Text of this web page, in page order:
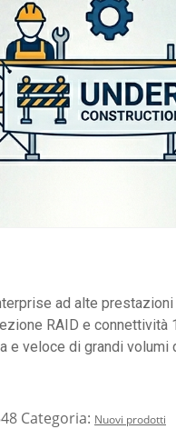
ad alte
RAID e connettività
e veloce di grandi volumi
Categoria: Nuovi prodotti